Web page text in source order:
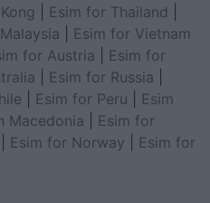
Esim for Thailand
Esim for Vietnam
for Austria
Esim for
Esim for Russia
Esim for Peru
Esim
Macedonia
Esim for
Esim for Norway
Esim for